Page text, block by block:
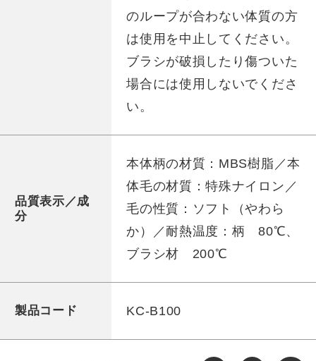
のループが合わない体質の方
は使用を中止してください。
ブラシが破損したり傷ついた
場合には使用しないでくださ
い。
品質表示／成
分
本体柄の材質：MBS樹脂／本
体毛の材質：特殊ナイロン／
毛の性質：ソフト（やわら
か）／耐熱温度：柄 80℃、
ブラシ材 200℃
製品コード KC-B100